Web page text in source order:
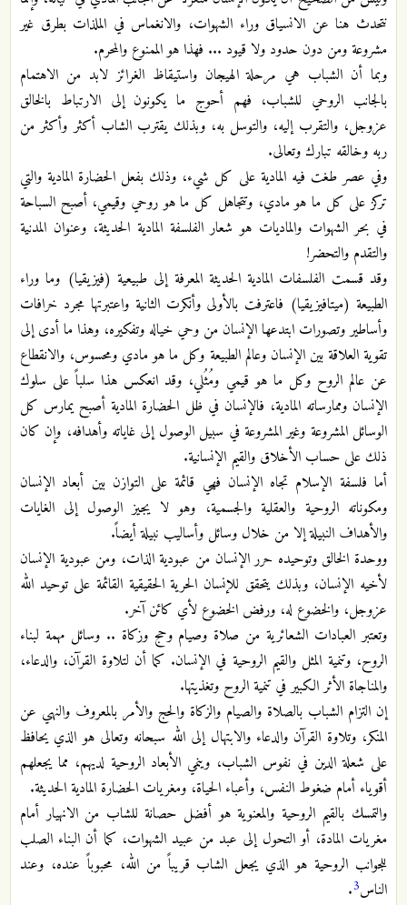
نتحدث هنا عن الانسياق وراء الشهوات، والانغماس في الملذات بطرق غير
مشروعة ومن دون حدود ولا قيود ... فهذا هو الممنوع والمحرم.
وبما أن الشباب هي مرحلة الهيجان واستيقاظ الغرائز لابد من الاهتمام
بالجانب الروحي للشباب، فهم أحوج ما يكونون إلى الارتباط بالخالق
عزوجل، والتقرب إليه، والتوسل به، وبذلك يقترب الشاب أكثر وأكثر من
ربه وخالقه تبارك وتعالى.
وفي عصر طغت فيه المادية على كل شيء، وذلك بفعل الحضارة المادية والتي
تركز على كل ما هو مادي، وتتجاهل كل ما هو روحي وقيمي، أصبح السباحة
في بحر الشهوات والماديات هو شعار الفلسفة المادية الحديثة، وعنوان المدنية
والتقدم والتحضر!
وقد قسمت الفلسفات المادية الحديثة المعرفة إلى طبيعية (فيزيقيا) وما وراء
الطبيعة (ميتافيزيقيا) فاعترفت بالأولى وأنكرت الثانية واعتبرتها مجرد خرافات
وأساطير وتصورات ابتدعها الإنسان من وحي خياله وتفكيره، وهذا ما أدى إلى
تقوية العلاقة بين الإنسان وعالم الطبيعة وكل ما هو مادي ومحسوس، والانقطاع
عن عالم الروح وكل ما هو قيمي ومُثُلي، وقد انعكس هذا سلباً على سلوك
الإنسان وممارساته المادية، فالإنسان في ظل الحضارة المادية أصبح يمارس كل
الوسائل المشروعة وغير المشروعة في سبيل الوصول إلى غاياته وأهدافه، وإن كان
ذلك على حساب الأخلاق والقيم الإنسانية.
أما فلسفة الإسلام تجاه الإنسان فهي قائمة على التوازن بين أبعاد الإنسان
ومكوناته الروحية والعقلية والجسمية، وهو لا يجيز الوصول إلى الغايات
والأهداف النبيلة إلا من خلال وسائل وأساليب نبيلة أيضاً.
ووحدة الخالق وتوحيده حرر الإنسان من عبودية الذات، ومن عبودية الإنسان
لأخيه الإنسان، وبذلك يتحقق للإنسان الحرية الحقيقية القائمة على توحيد الله
عزوجل، والخضوع له، ورفض الخضوع لأي كائن آخر.
وتعتبر العبادات الشعائرية من صلاة وصيام وحج وزكاة .. وسائل مهمة لبناء
الروح، وتنمية المثل والقيم الروحية في الإنسان. كما أن لتلاوة القرآن، والدعاء،
والمناجاة الأثر الكبير في تنمية الروح وتغذيتها.
إن التزام الشباب بالصلاة والصيام والزكاة والحج والأمر بالمعروف والنهي عن
المنكر، وتلاوة القرآن والدعاء والابتهال إلى الله سبحانه وتعالى هو الذي يحافظ
على شعلة الدين في نفوس الشباب، وينمي الأبعاد الروحية لديهم، مما يجعلهم
أقوياء أمام ضغوط النفس، وأعباء الحياة، ومغريات الحضارة المادية الحديثة.
والتمسك بالقيم الروحية والمعنوية هو أفضل حصانة للشاب من الانهيار أمام
مغريات المادة، أو التحول إلى عبد من عبيد الشهوات، كما أن البناء الصلب
للجوانب الروحية هو الذي يجعل الشاب قريباً من الله، محبوباً عنده، وعند
الناس3
.